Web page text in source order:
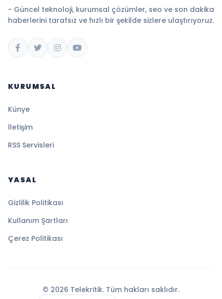
- Güncel teknoloji, kurumsal çözümler, seo ve son dakika
haberlerini tarafsız ve hızlı bir şekilde sizlere ulaştırıyoruz.
KURUMSAL
Künye
İletişim
RSS Servisleri
YASAL
Gizlilik Politikası
Kullanım Şartları
Çerez Politikası
© 2026 Telekritik. Tüm hakları saklıdır.